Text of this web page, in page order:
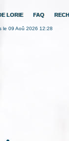
LORIE FAQ
le 09 Aoû 2026 12:28